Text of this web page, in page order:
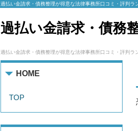
過払い金請求・債務整理が得意な法律事務所口コミ・評判ラ
過払い金請求・債務
過払い金請求・債務整理が得意な法律事務所口コミ・評判ラ
HOME
TOP